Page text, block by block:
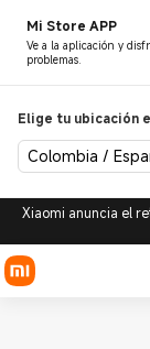
Mi Store APP
Ve a la aplicación y
problemas.
Elige tu ubicación
Colombia /
Xiaomi anuncia el